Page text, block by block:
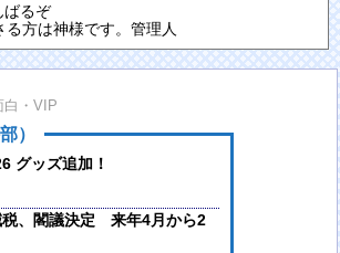
ばるぞ
る方は神様です。管理人
白・VIP
）
グッズ追加！
税、閣議決定 来年4月から2